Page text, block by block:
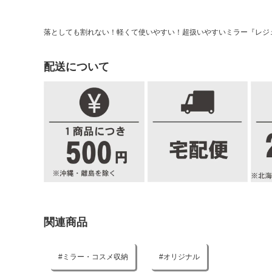
落としても割れない！軽くて使いやすい！超扱いやすいミラー『レジ
配送について
関連商品
ミラー・コスメ収納 オリジナル